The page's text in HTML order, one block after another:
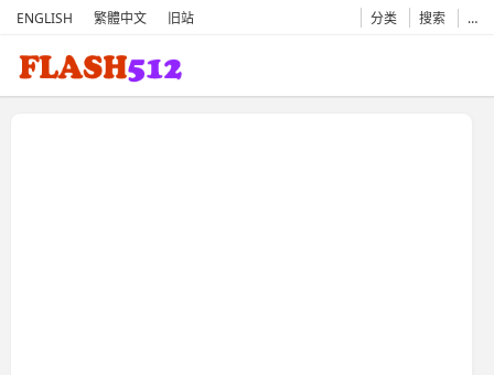
ENGLISH 繁體中文 旧站 分类 搜索 …